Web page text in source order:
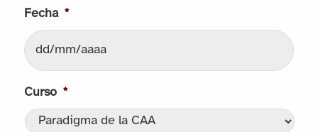
Fecha *
MM
Curso *